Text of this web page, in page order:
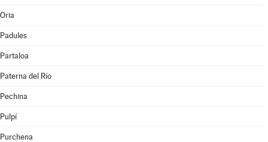
Oria
Padules
Partaloa
Paterna del Río
Pechina
Pulpí
Purchena